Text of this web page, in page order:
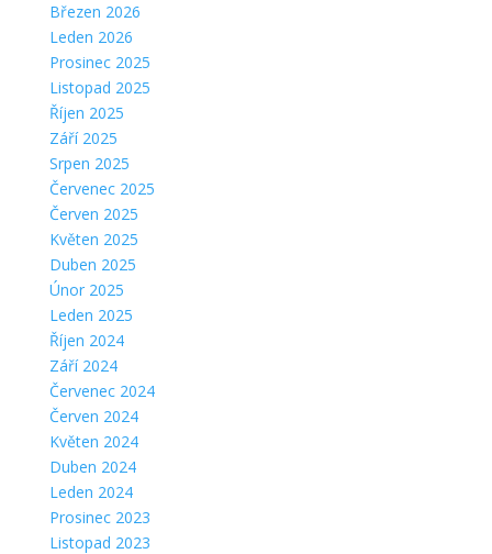
Březen 2026
Leden 2026
Prosinec 2025
Listopad 2025
Říjen 2025
Září 2025
Srpen 2025
Červenec 2025
Červen 2025
Květen 2025
Duben 2025
Únor 2025
Leden 2025
Říjen 2024
Září 2024
Červenec 2024
Červen 2024
Květen 2024
Duben 2024
Leden 2024
Prosinec 2023
Listopad 2023